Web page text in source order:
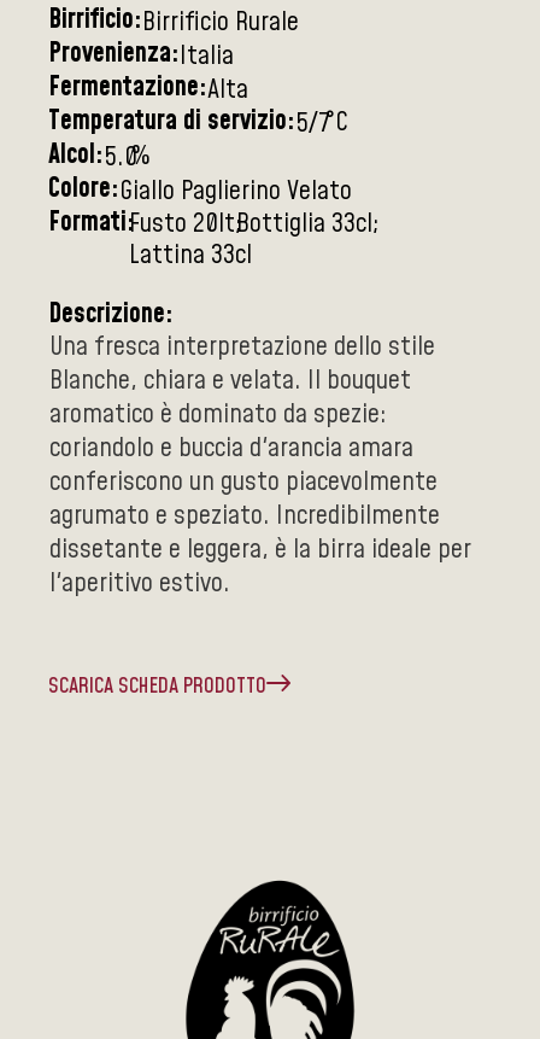
Birrificio:Birrificio Rurale
Provenienza:Italia
Fermentazione:Alta
Temperatura di servizio:5/7°C
Alcol:5.0%
Colore:Giallo Paglierino Velato
Formati:Fusto 20ltBottiglia 33cl
Lattina 33cl
Descrizione:
Una fresca interpretazione dello stile
Blanche, chiara e velata. Il bouquet
aromatico è dominato da spezie:
coriandolo e buccia d'arancia amara
conferiscono un gusto piacevolmente
agrumato e speziato. Incredibilmente
dissetante e leggera, è la birra ideale per
l'aperitivo estivo.
SCARICA SCHEDA PRODOTTO